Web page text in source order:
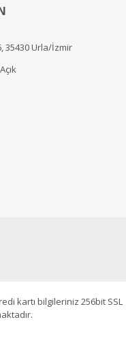
35430 Urla/İzmir
kartı bilgileriniz 256bit SSL